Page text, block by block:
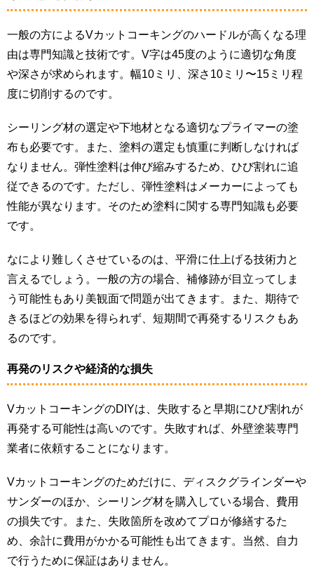
一般の方によるVカットコーキングのハードルが高くなる理
由は専門知識と技術です。V字は45度のように適切な角度
や深さが求められます。幅10ミリ、深さ10ミリ〜15ミリ程
度に切削するのです。
シーリング材の選定や下地材となる適切なプライマーの塗
布も必要です。また、塗料の選定も慎重に判断しなければ
なりません。弾性塗料は伸び縮みするため、ひび割れに追
従できるのです。ただし、弾性塗料はメーカーによっても
性能が異なります。そのため塗料に関する専門知識も必要
です。
なにより難しくさせているのは、平滑に仕上げる技術力と
言えるでしょう。一般の方の場合、補修跡が目立ってしま
う可能性もあり美観面で問題が出てきます。また、期待で
きるほどの効果を得られず、短期間で再発するリスクもあ
るのです。
再発のリスクや経済的な損失
VカットコーキングのDIYは、失敗すると早期にひび割れが
再発する可能性は高いのです。失敗すれば、外壁塗装専門
業者に依頼することになります。
Vカットコーキングのためだけに、ディスクグラインダーや
サンダーのほか、シーリング材を購入している場合、費用
の損失です。また、失敗箇所を改めてプロが修繕するた
め、余計に費用がかかる可能性も出てきます。当然、自力
で行うために保証はありません。